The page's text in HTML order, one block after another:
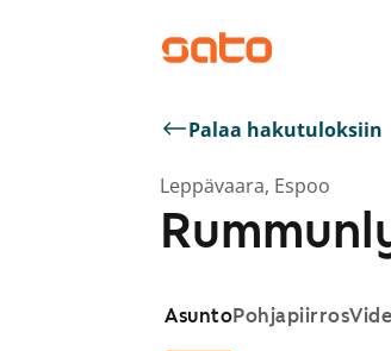
Palaa hakutuloksiin
Leppävaara, Espoo
AsuntoPohjapiirros